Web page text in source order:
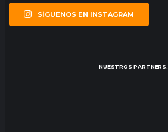
SÍGUENOS EN INSTAGRAM
NUESTROS PARTNERS: